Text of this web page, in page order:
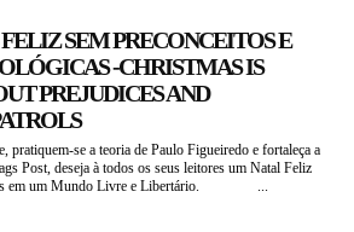
SEM PRECONCEITOS E
-CHRISTMAS IS
PREJUDICES AND
pratiquem-se a teoria de Paulo Figueiredo e fortaleça a
Post, deseja à todos os seus leitores um Natal Feliz
em um Mundo Livre e Libertário. ...